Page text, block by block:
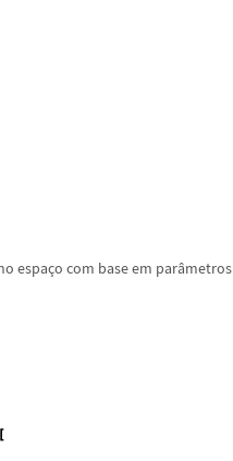
espaço com base em parâmetros